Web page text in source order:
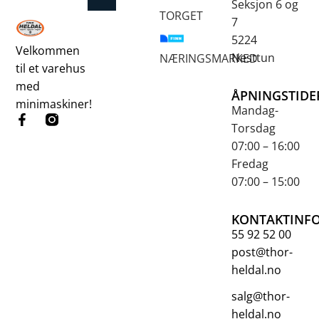
Velkommen
til et varehus
med
minimaskiner!
Seksjon 6 og
7
5224
Nesttun
Mandag-
Torsdag
07:00 – 16:00
Fredag
07:00 – 15:00
55 92 52 00
post@thor-
heldal.no
salg@thor-
heldal.no
TORGET
NÆRINGSMARKED